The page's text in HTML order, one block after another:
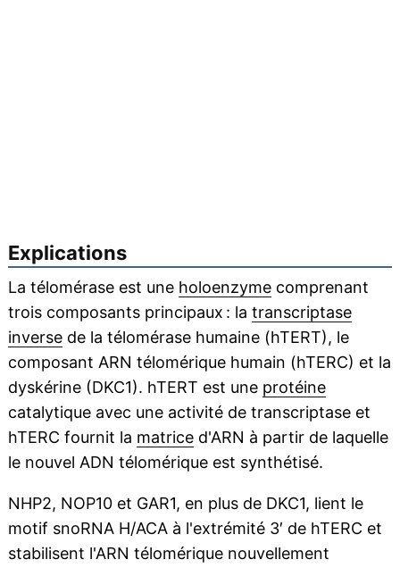
Explications
La télomérase est une holoenzymecomprenant
trois composants principaux : la transcriptase
inversede la télomérase humaine (hTERT), le
composant ARN télomérique humain (hTERC) et la
dyskérine (DKC1). hTERT est une protéine
catalytique avec une activité de transcriptase et
hTERC fournit la matriced'ARN à partir de laquelle
le nouvel ADN télomérique est synthétisé.
NHP2, NOP10 et GAR1, en plus de DKC1, lient le
motif snoRNA H/ACA à l'extrémité 3′ de hTERC et
stabilisent l'ARN télomérique nouvellement